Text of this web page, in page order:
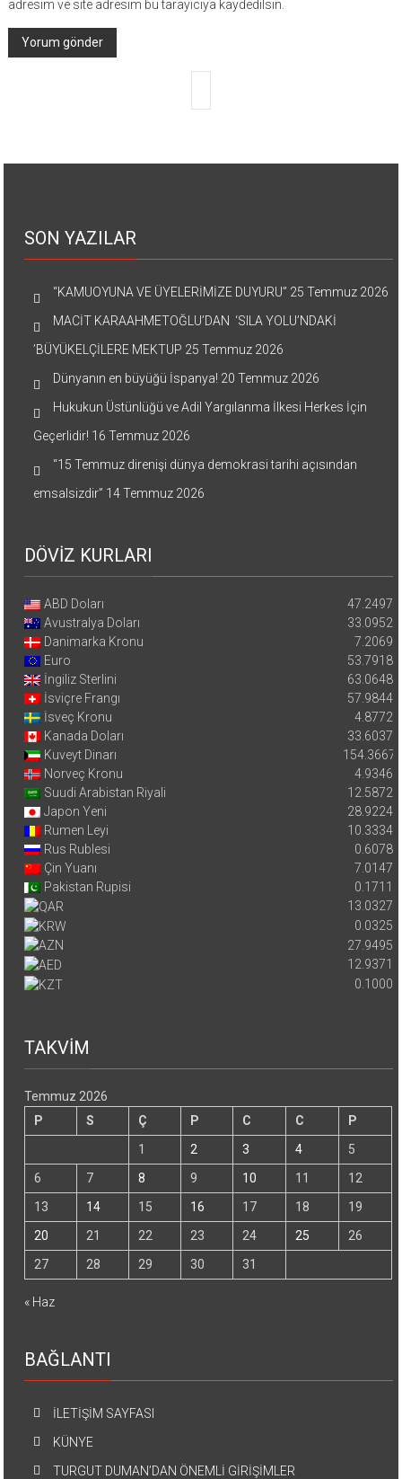
adresim ve site adresim bu tarayıcıya kaydedilsin.
SON YAZILAR
“KAMUOYUNA VE ÜYELERİMİZE DUYURU” 25 Temmuz 2026
MACİT KARAAHMETOĞLU’DAN ‘SILA YOLU’NDAKİ
’BÜYÜKELÇİLERE MEKTUP 25 Temmuz 2026
Dünyanın en büyüğü İspanya! 20 Temmuz 2026
Hukukun Üstünlüğü ve Adil Yargılanma İlkesi Herkes İçin
Geçerlidir! 16 Temmuz 2026
“15 Temmuz direnişi dünya demokrasi tarihi açısından
emsalsizdir” 14 Temmuz 2026
DÖVİZ KURLARI
ABD Doları
47.2497
Avustralya Doları
33.0952
Danimarka Kronu
7.2069
Euro
53.7918
İngiliz Sterlini
63.0648
İsviçre Frangı
57.9844
İsveç Kronu
4.8772
Kanada Doları
33.6037
Kuveyt Dinarı
154.3667
Norveç Kronu
4.9346
Suudi Arabistan Riyali
12.5872
Japon Yeni
28.9224
Rumen Leyi
10.3334
Rus Rublesi
0.6078
Çin Yuanı
7.0147
Pakistan Rupisi
0.1711
13.0327
0.0325
27.9495
12.9371
0.1000
TAKVİM
Temmuz 2026
P
S Ç P C C
P
1
2 3 4
5
6
7 8 9 10 11
12
13
14 15 16 17 18
19
20
21 22 23 24 25
26
27
28 29 30 31
« Haz
BAĞLANTI
İLETİŞİM SAYFASI
KÜNYE
TURGUT DUMAN’DAN ÖNEMLİ GİRİŞİMLER